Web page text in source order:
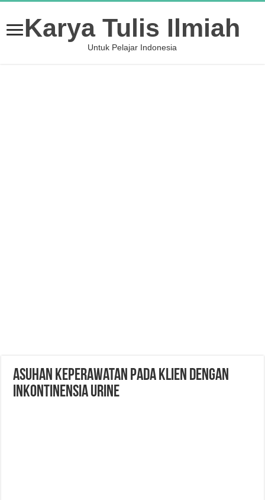
Karya Tulis Ilmiah
Untuk Pelajar Indonesia
Asuhan Keperawatan Pada Klien Dengan
Inkontinensia Urine